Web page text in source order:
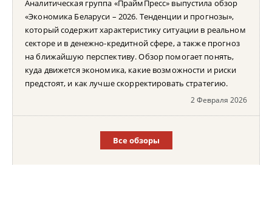
Аналитическая группа «ПраймПресс» выпустила обзор
«Экономика Беларуси – 2026. Тенденции и прогнозы»,
который содержит характеристику ситуации в реальном
секторе и в денежно-кредитной сфере, а также прогноз
на ближайшую перспективу. Обзор помогает понять,
куда движется экономика, какие возможности и риски
предстоят, и как лучше скорректировать стратегию.
2 Февраля 2026
Все обзоры